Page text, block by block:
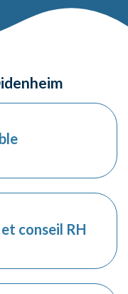
conseil RH